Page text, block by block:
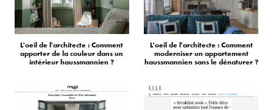
L'oeil de l'architecte : Comment
apporter de la couleur dans un
intérieur haussmannien ?
L'oeil de l'architecte : Comment
moderniser un appartement
haussmannien sans le dénaturer ?